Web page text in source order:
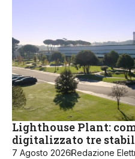
Lighthouse Plant:
digitalizzato tre
7 Agosto 2026Redazione